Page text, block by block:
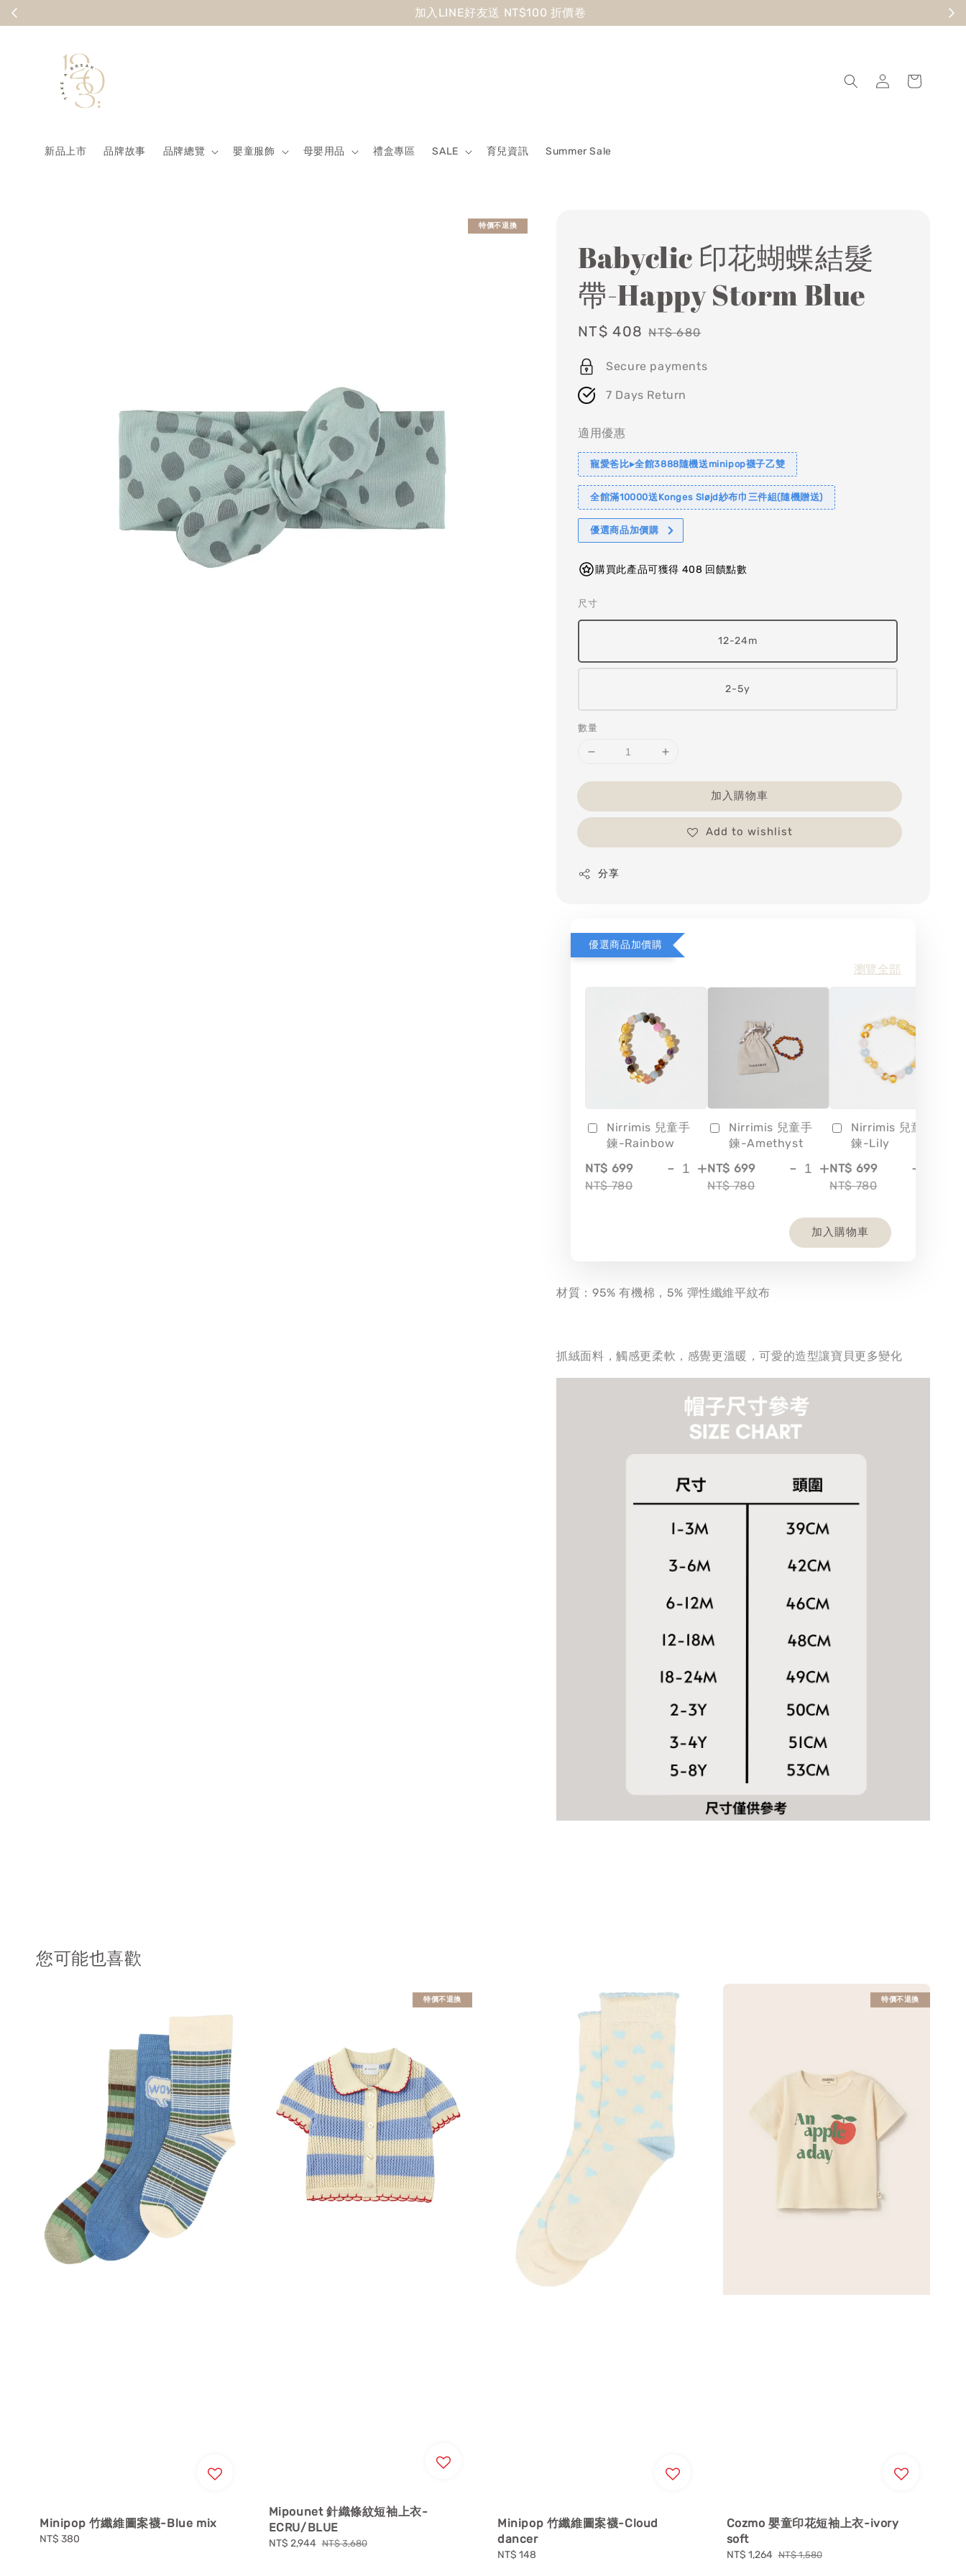
Summer Sale最低7折起 滿5500送500回饋金 滿8500送800回饋金
新品上市 品牌故事 品牌總覽 嬰童服飾 母嬰用品 禮盒專區 SALE 育兒資訊 Summer Sale
特價不退換
Babyclic 印花蝴蝶結髮
帶-Happy Storm Blue
Sale
NT$ 408 Regular
NT$ 680
Secure payments
7 Days Return
適用優惠
寵愛爸比▸全館3888隨機送minipop襪子乙雙
全館滿10000送Konges Sløjd紗布巾三件組(隨機贈送)
優選商品加價購
購買此產品可獲得 408 回饋點數
尺寸
12-24m
2-5y
數量
加入購物車
Add to wishlist
分享
優選商品加價購
瀏覽全部
Nirrimis 兒童手
鍊-Rainbow
NT$ 699
NT$ 780
- +
Nirrimis 兒童手
鍊-Amethyst
NT$ 699
NT$ 780
- +
Nirrimis 兒童手
鍊-Lily
NT$ 699
NT$ 780
-
加入購物車
材質：95% 有機棉，5% 彈性纖維平紋布
抓絨面料，觸感更柔軟，感覺更溫暖，可愛的造型讓寶貝更多變化
您可能也喜歡
Minipop 竹纖維圖案襪-Blue mix
Regular
NT$ 380
特價不退換
Mipounet 針織條紋短袖上衣-
ECRU/BLUE
Sale
NT$ 2,944 Regular
NT$ 3,680
Minipop 竹纖維圖案襪-Cloud
dancer
Regular
NT$ 148
特價不退換
Cozmo 嬰童印花短袖上衣-ivory
soft
Sale
NT$ 1,264 Regular
NT$ 1,580